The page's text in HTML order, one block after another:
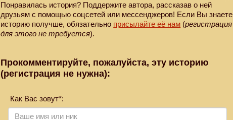
Понравилась история? Поддержите автора, рассказав о ней
друзьям с помощью соцсетей или мессенджеров! Если Вы знаете
историю получше, обязательно присылайте её нам (регистрация
для этого не требуется).
Прокомментируйте, пожалуйста, эту историю
(регистрация не нужна):
Как Вас зовут*: